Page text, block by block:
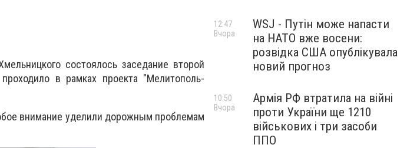
состоялось заседание второй
в рамках проекта "Мелитополь-
внимание уделили дорожным проблемам
WSJ - Путін може напасти
на НАТО вже восени:
розвідка США опублікувала
новий прогноз
12:47
Вчора
Армія РФ втратила на війні
проти України ще 1210
військових і три засоби
ППО
10:50
Вчора